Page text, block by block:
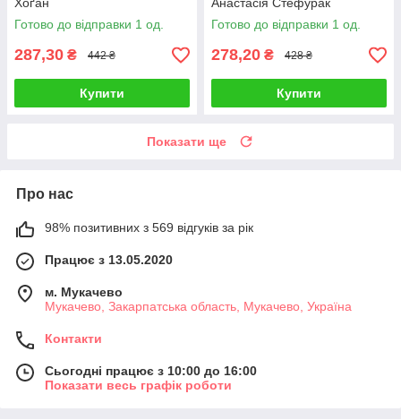
Хоґан
Готово до відправки 1 од.
287,30 ₴ 442 ₴
Купити
Анастасія Стефурак
Готово до відправки 1 од.
278,20 ₴ 428 ₴
Купити
Показати ще
Про нас
98% позитивних з 569 відгуків за рік
Працює з 13.05.2020
м. Мукачево
Мукачево, Закарпатська область, Мукачево, Україна
Контакти
Сьогодні працює з 10:00 до 16:00
Показати весь графік роботи